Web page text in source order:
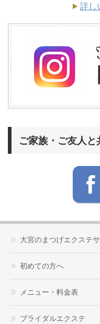
詳し
ご家族・ご友人と
大宮のまつげエクステ
初めての方へ
メニュー・料金表
ブライダルエクステ